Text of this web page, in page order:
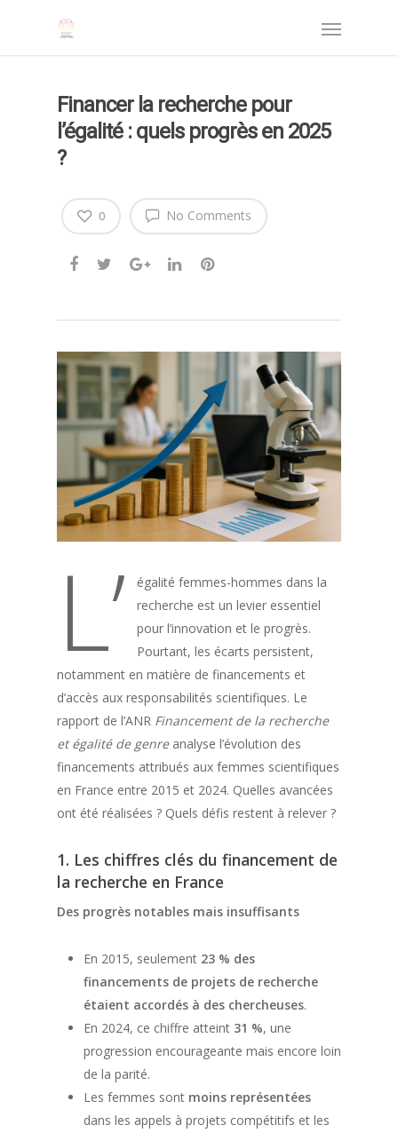
Financer la recherche pour
l’égalité : quels progrès en 2025
?
No Comments
0
L’
égalité femmes-hommes dans la
recherche est un levier essentiel
pour l’innovation et le progrès.
Pourtant, les écarts persistent,
notamment en matière de financements et
d’accès aux responsabilités scientifiques. Le
rapport de l’ANR Financement de la recherche
et égalité de genreanalyse l’évolution des
financements attribués aux femmes scientifiques
en France entre 2015 et 2024. Quelles avancées
ont été réalisées ? Quels défis restent à relever ?
1. Les chiffres clés du financement de
la recherche en France
Des progrès notables mais insuffisants
En 2015, seulement 23 % des
financements de projets de recherche
étaient accordés à des chercheuses.
En 2024, ce chiffre atteint 31 %, une
progression encourageante mais encore loin
de la parité.
Les femmes sont moins représentées
dans les appels à projets compétitifs et les